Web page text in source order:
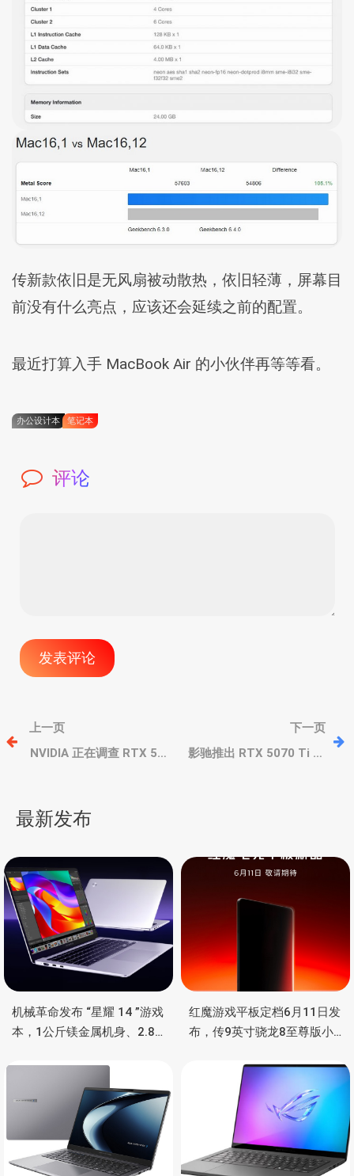
传新款依旧是无风扇被动散热，依旧轻薄，屏幕目
前没有什么亮点，应该还会延续之前的配置。
最近打算入手 MacBook Air 的小伙伴再等等看。
办公设计本 笔记本
评论
文
章
航
上一页
NVIDIA 正在调查 RTX 50
下一页
影驰推出 RTX 5070 Ti 金
最新发布
机械革命发布 “星耀 14 ”游戏
本，1公斤镁金属机身、2.8K
红魔游戏平板定档6月11日发
布，传9英寸骁龙8至尊版小